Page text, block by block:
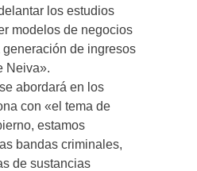
los estudios
modelos de negocios
de ingresos
Neiva».
abordará en los
con «el tema de
estamos
bandas criminales,
de sustancias